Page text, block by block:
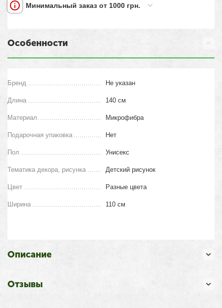
Минимальный заказ от 1000 грн.
Особенности
Бренд Не указан
Длина 140 см
Материал Микрофибра
Подарочная упаковка Нет
Пол Унисекс
Тематика декора, рисунка Детский рисунок
Цвет Разные цвета
Ширина 110 см
Описание
Отзывы